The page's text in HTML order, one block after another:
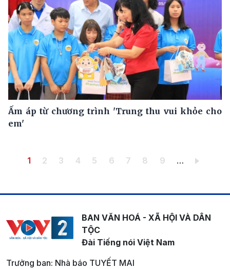
Ấm áp từ chương trình 'Trung thu vui khỏe cho
em'
Pagination
Trang hiện thời
1 Trang
2 Trang
3 Trang
4 Trang
5 Trang
6 Trang
7 Trang
8 Trang
9 …
BAN VĂN HOÁ - XÃ HỘI VÀ DÂN
TỘC
Đài Tiếng nói Việt Nam
Trưởng ban: Nhà báo TUYẾT MAI